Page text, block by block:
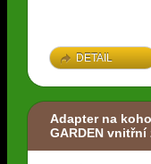
DETAIL
Adapter na
GARDEN